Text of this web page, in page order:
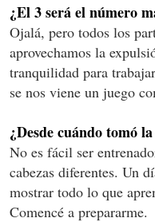
¿El 3 será el número
Ojalá, pero todos los
aprovechamos la
tranquilidad para
se nos viene un juego
¿Desde cuándo tomó
No es fácil ser
cabezas diferentes. Un
mostrar todo lo que
Comencé a prepararme.